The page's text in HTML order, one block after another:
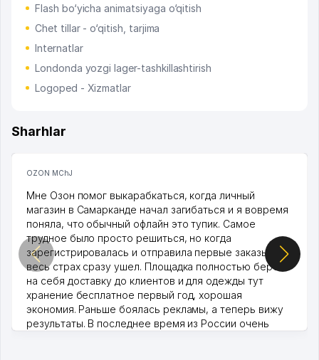
Flash bo‘yicha animatsiyaga o‘qitish
Chet tillar - o‘qitish, tarjima
Internatlar
Londonda yozgi lager-tashkillashtirish
Logoped - Xizmatlar
Sharhlar
OZON MChJ
Мне Озон помог выкарабкаться, когда личный
магазин в Самарканде начал загибаться и я вовремя
поняла, что обычный офлайн это тупик. Самое
трудное было просто решиться, но когда
зарегистрировалась и отправила первые заказы,
весь страх сразу ушел. Площадка полностью берет
на себя доставку до клиентов и для одежды тут
хранение бесплатное первый год, хорошая
экономия. Раньше боялась рекламы, а теперь вижу
результаты. В последнее время из России очень